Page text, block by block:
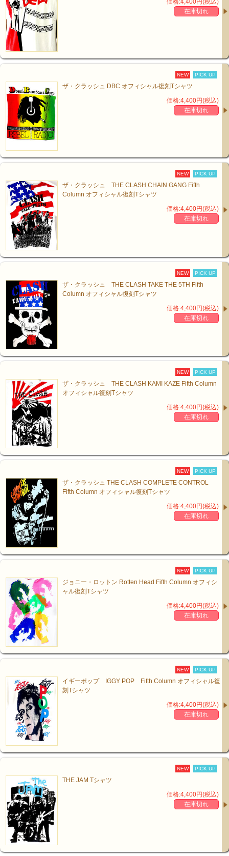
DAVID BOWIE オフィシャル復刻T-Shirts入荷！
DAVID BOWIE T-Shirtsです。
大胆にカラフルなボウイの顔が
プリントされた迫力のデザイン！
シンプルであるがゆえに、
非常に美しくインパクトなる
仕上がりとなっています。
Fifth Columnならではの、
ヴィンテージ感ある一枚です。
素材はしっかりとしたコットン、
なめらかな肌触りで着心地も抜群です！
デビッド・ボウイは、
クイーンらと並んで
20世紀のイギリスを代表する
ロック・スターのひとりである。
2000年、雑誌「NME」が
ミュージシャンを対象に行った
アンケートでは
「20世紀で最も影響力のあるアーティスト」に選ばれま
した。
このオフィシャル復刻T-Shirtsは、
1977年よりクラッシュをはじめとする数々のＴシャツを
送り出してきた
ロンドンのブランド
商品データ(単位はcm)
在庫切れ
NEW PICK UP
ザ・クラッシュ DBC オフィシャル復刻Tシャツ
価格:4,400円(税込)
在庫切れ
NEW PICK UP
ザ・クラッシュ THE CLASH CHAIN GANG Fifth
Column オフィシャル復刻Tシャツ
価格:4,400円(税込)
在庫切れ
NEW PICK UP
ザ・クラッシュ THE CLASH TAKE THE 5TH Fifth
Column オフィシャル復刻Tシャツ
価格:4,400円(税込)
在庫切れ
NEW PICK UP
ザ・クラッシュ THE CLASH KAMI KAZE Fifth Column
オフィシャル復刻Tシャツ
価格:4,400円(税込)
在庫切れ
NEW PICK UP
ザ・クラッシュ THE CLASH COMPLETE CONTROL
Fifth Column オフィシャル復刻Tシャツ
価格:4,400円(税込)
在庫切れ
NEW PICK UP
ジョニー・ロットン Rotten Head Fifth Column オフィシ
ャル復刻Tシャツ
価格:4,400円(税込)
在庫切れ
NEW PICK UP
イギーポップ IGGY POP Fifth Column オフィシャル復
刻Tシャツ
価格:4,400円(税込)
在庫切れ
NEW PICK UP
THE JAM Tシャツ
価格:4,400円(税込)
在庫切れ